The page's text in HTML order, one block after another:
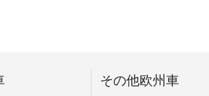
その他欧州車